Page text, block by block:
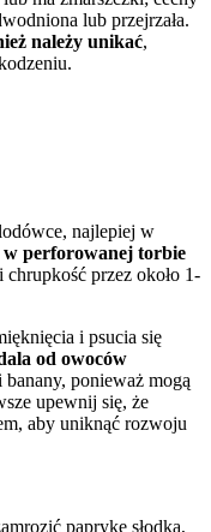
lub przejrzała.
należy unikać,
najlepiej w
w perforowanej torbie
przez około 1-
i psucia się
od owoców
banany, ponieważ mogą
upewnij się, że
aby uniknąć rozwoju
paprykę słodką,